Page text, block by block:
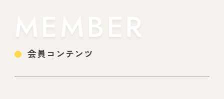
MEMBER
会員コンテンツ